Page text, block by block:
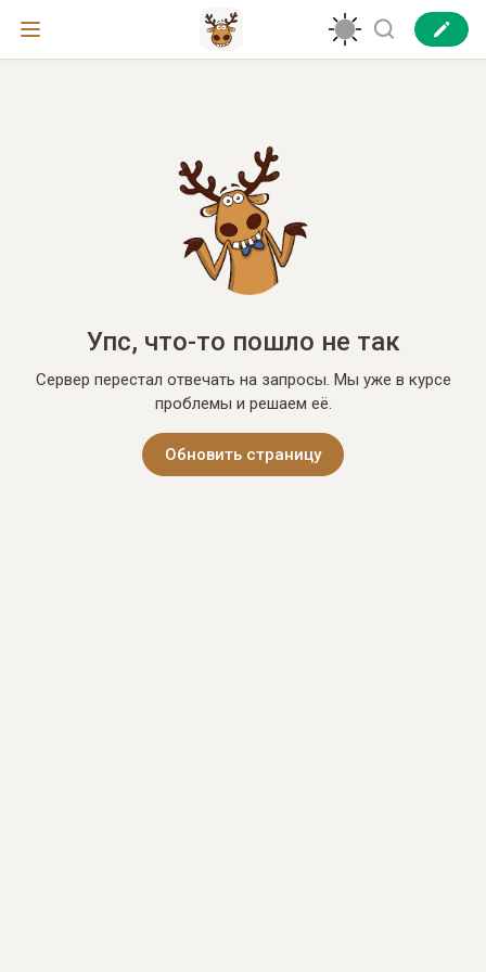
Упс, что-то пошло не так
Сервер перестал отвечать на запросы. Мы уже в курсе
проблемы и решаем её.
Обновить страницу